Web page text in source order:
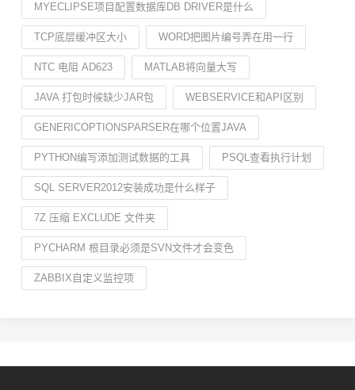
MYECLIPSE项目配置数据库DB DRIVER是什么
TCP底层缓冲区大小 WORD把图片编号弄在用一行
NTC 电阻 AD623 MATLAB将向量大写
JAVA 打包时候缺少JAR包 WEBSERVICE和API区别
GENERICOPTIONSPARSER在哪个位置JAVA
PYTHON编写添加测试数据的工具 PSQL查看执行计划
SQL SERVER2012安装成功是什么样子
7Z 压缩 EXCLUDE 文件夹
PYCHARM 根目录必须是SVN文件才会变色
ZABBIX自定义监控项